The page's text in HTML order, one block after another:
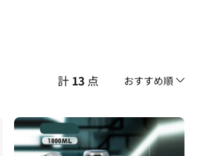
計 13 点 おすすめ順
おすすめ順
安い順